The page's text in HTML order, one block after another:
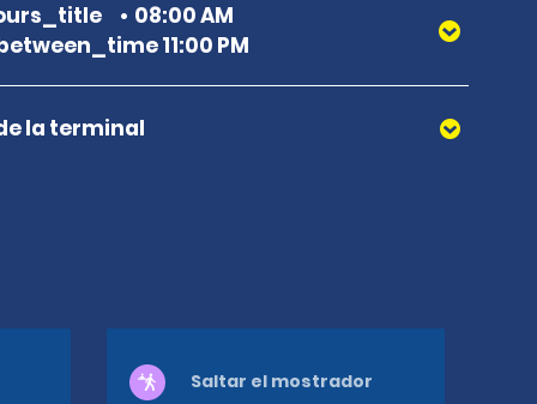
08:00 AM
11:00 PM
la terminal
Saltar el mostrador